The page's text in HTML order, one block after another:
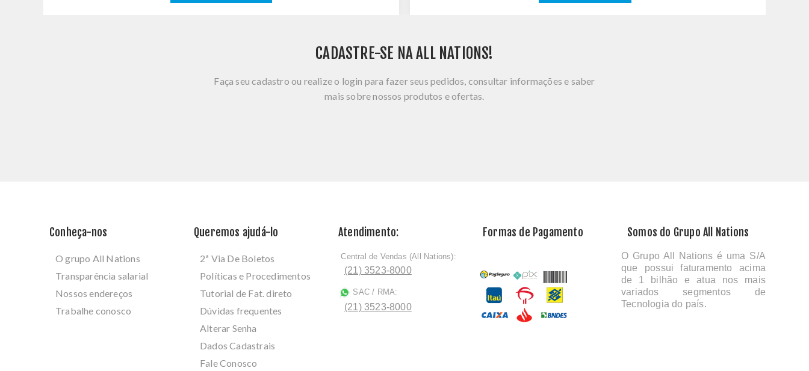
CADASTRE-SE NA ALL NATIONS!
Faça seu cadastro ou realize o login para fazer seus pedidos, consultar informações e saber
mais sobre nossos produtos e ofertas.
Conheça-nos
O grupo All Nations
Transparência salarial
Nossos endereços
Trabalhe conosco
Queremos ajudá-lo
2ª Via De Boletos
Políticas e Procedimentos
Tutorial de Fat. direto
Dúvidas frequentes
Alterar Senha
Dados Cadastrais
Fale Conosco
Atendimento:
ﾠCentral de Vendas (All Nations):
(21) 3523-8000
SAC / RMA:
(21) 3523-8000
Formas de Pagamento Somos do Grupo All Nations
O Grupo All Nations é uma S/A
que possui faturamento acima
de 1 bilhão e atua nos mais
variados segmentos de
Tecnologia do país.